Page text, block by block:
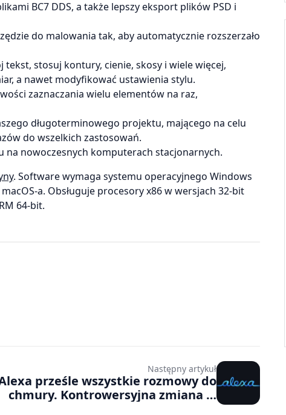
BC7 DDS, a także lepszy eksport plików PSD i
do malowania tak, aby automatycznie rozszerzało
tekst, stosuj kontury, cienie, skosy i wiele więcej,
a nawet modyfikować ustawienia stylu.
zaznaczania wielu elementów na raz,
długoterminowego projektu, mającego na celu
do wszelkich zastosowań.
na nowoczesnych komputerach stacjonarnych.
. Software wymaga systemu operacyjnego Windows
a. Obsługuje procesory x86 w wersjach 32-bit
64-bit.
Następny artykuł
prześle wszystkie rozmowy do
chmury. Kontrowersyjna zmiana w